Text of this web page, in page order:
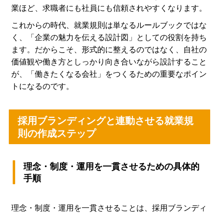
業ほど、求職者にも社員にも信頼されやすくなります。
これからの時代、就業規則は単なるルールブックではな
く、「企業の魅力を伝える設計図」としての役割を持ち
ます。だからこそ、形式的に整えるのではなく、自社の
価値観や働き方としっかり向き合いながら設計すること
が、「働きたくなる会社」をつくるための重要なポイン
トになるのです。
採用ブランディングと連動させる就業規
則の作成ステップ
理念・制度・運用を一貫させるための具体的
手順
理念・制度・運用を一貫させることは、採用ブランディ